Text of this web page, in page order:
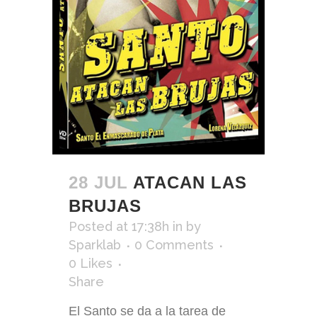
28 JUL ATACAN LAS
BRUJAS
Posted at 17:38h in by
Sparklab
0 Comments
0 Likes
Share
El Santo se da a la tarea de